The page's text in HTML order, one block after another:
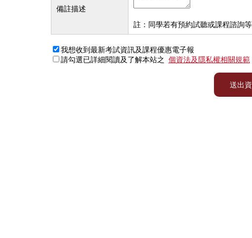
備註描述
註：同學若有預約試聽或課程諮詢
我想收到最新考試資訊及課程優惠電子報
請勾選已詳細閱讀及了解本站之 個資法及隱私權相關規範
送出